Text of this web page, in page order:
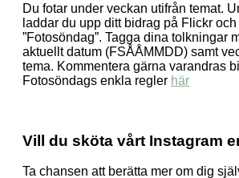
Du fotar under veckan utifrån temat.
laddar du upp ditt bidrag på Flickr
”Fotosöndag”. Tagga dina tolkningar
aktuellt datum (FSÅÅMMDD) samt
tema. Kommentera gärna varandras
Fotosöndags enkla regler här
Vill du sköta vårt Instagram
Ta chansen att berätta mer om dig